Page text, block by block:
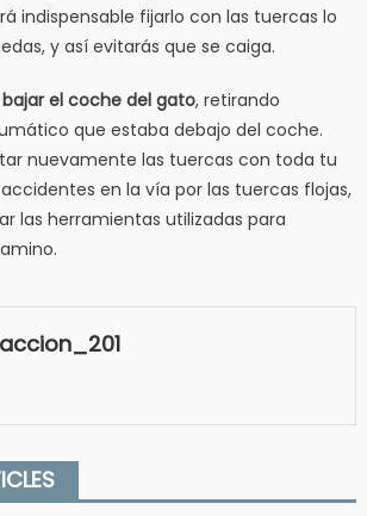
indispensable fijarlo con las tuercas lo
y así evitarás que se caiga.
bajar el coche del gato, retirando
que estaba debajo del coche.
nuevamente las tuercas con toda tu
en la vía por las tuercas flojas,
las herramientas utilizadas para